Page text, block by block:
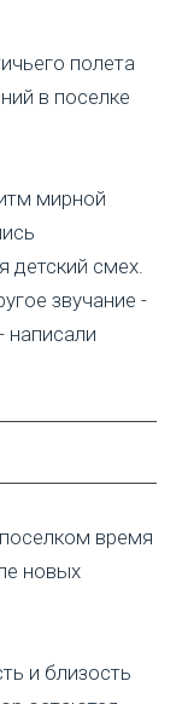
полета
в поселке
мирной
детский смех.
звучание -
написали
время
новых
и близость